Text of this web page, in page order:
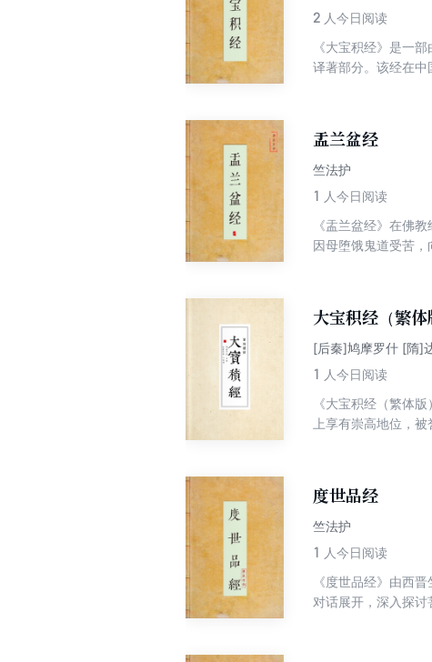
2 人今日阅读
《大宝积经》是一
译著部分。该经在中
盂兰盆经
竺法护
1 人今日阅读
《盂兰盆经》在佛
因母堕饿鬼道受苦
大宝积经（繁体
[后秦]鸠摩罗什 [隋]
1 人今日阅读
《大宝积经（繁体
上享有崇高地位，
度世品经
竺法护
1 人今日阅读
《度世品经》由西
对话展开，深入探